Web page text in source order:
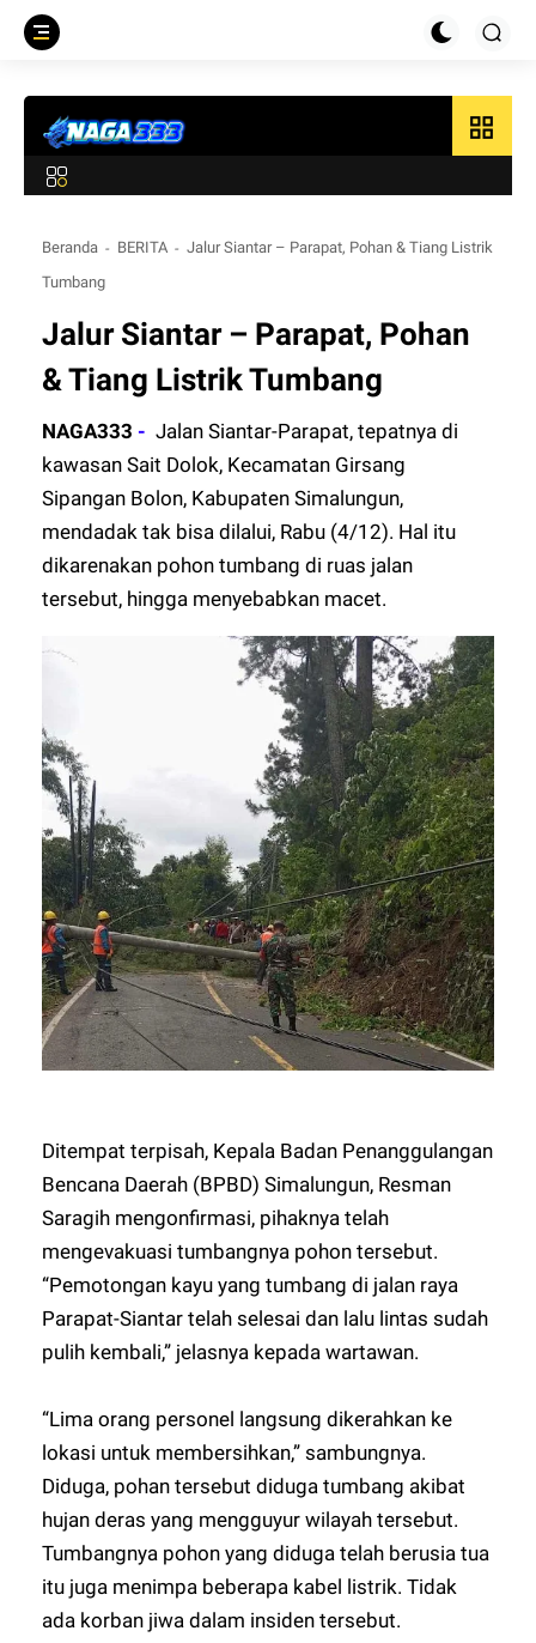
grid_view
Beranda BERITA
Jalur Siantar – Parapat, Pohan & Tiang Listrik
Tumbang
Jalur Siantar – Parapat, Pohan
& Tiang Listrik Tumbang
NAGA333 -Jalan Siantar-Parapat, tepatnya di
kawasan Sait Dolok, Kecamatan Girsang
Sipangan Bolon, Kabupaten Simalungun,
mendadak tak bisa dilalui, Rabu (4/12). Hal itu
dikarenakan pohon tumbang di ruas jalan
tersebut, hingga menyebabkan macet.
Ditempat terpisah, Kepala Badan Penanggulangan
Bencana Daerah (BPBD) Simalungun, Resman
Saragih mengonfirmasi, pihaknya telah
mengevakuasi tumbangnya pohon tersebut.
“Pemotongan kayu yang tumbang di jalan raya
Parapat-Siantar telah selesai dan lalu lintas sudah
pulih kembali,” jelasnya kepada wartawan.
“Lima orang personel langsung dikerahkan ke
lokasi untuk membersihkan,” sambungnya.
Diduga, pohan tersebut diduga tumbang akibat
hujan deras yang mengguyur wilayah tersebut.
Tumbangnya pohon yang diduga telah berusia tua
itu juga menimpa beberapa kabel listrik. Tidak
ada korban jiwa dalam insiden tersebut.